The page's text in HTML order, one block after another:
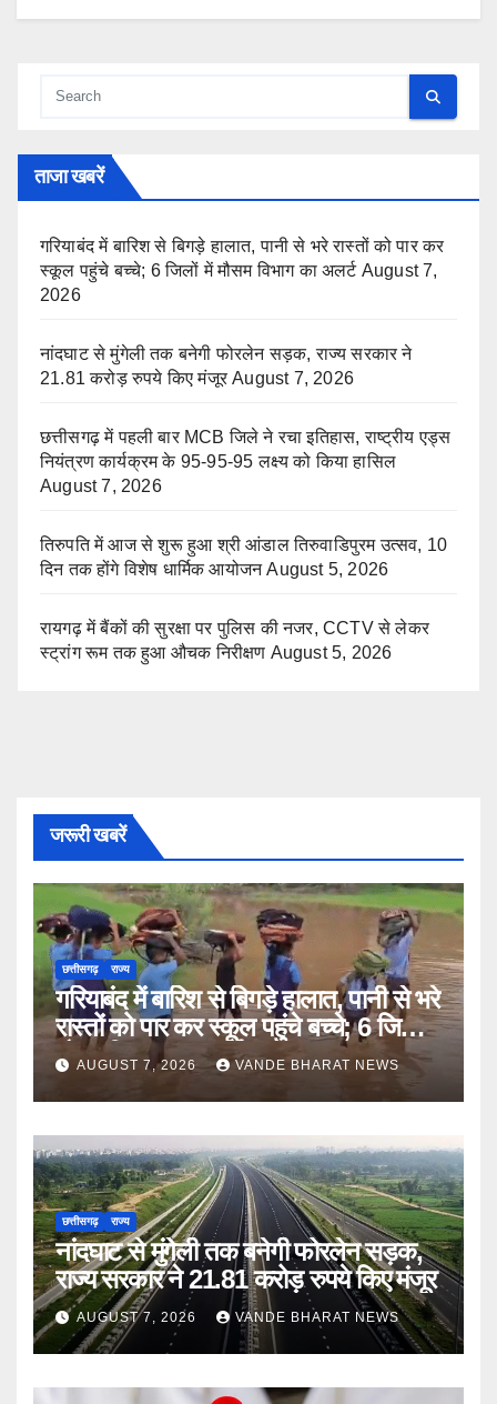
ताजा खबरें
गरियाबंद में बारिश से बिगड़े हालात, पानी से भरे रास्तों को पार कर
स्कूल पहुंचे बच्चे; 6 जिलों में मौसम विभाग का अलर्ट August 7,
2026
नांदघाट से मुंगेली तक बनेगी फोरलेन सड़क, राज्य सरकार ने
21.81 करोड़ रुपये किए मंजूर August 7, 2026
छत्तीसगढ़ में पहली बार MCB जिले ने रचा इतिहास, राष्ट्रीय एड्स
नियंत्रण कार्यक्रम के 95-95-95 लक्ष्य को किया हासिल
August 7, 2026
तिरुपति में आज से शुरू हुआ श्री आंडाल तिरुवाडिपुरम उत्सव, 10
दिन तक होंगे विशेष धार्मिक आयोजन August 5, 2026
रायगढ़ में बैंकों की सुरक्षा पर पुलिस की नजर, CCTV से लेकर
स्ट्रांग रूम तक हुआ औचक निरीक्षण August 5, 2026
जरूरी खबरें
छत्तीसगढ़ राज्य
गरियाबंद में बारिश से बिगड़े हालात, पानी से भरे
रास्तों को पार कर स्कूल पहुंचे बच्चे; 6 जिलों में
मौसम विभाग का अलर्ट
AUGUST 7, 2026 VANDE BHARAT NEWS
छत्तीसगढ़ राज्य
नांदघाट से मुंगेली तक बनेगी फोरलेन सड़क,
राज्य सरकार ने 21.81 करोड़ रुपये किए मंजूर
AUGUST 7, 2026 VANDE BHARAT NEWS